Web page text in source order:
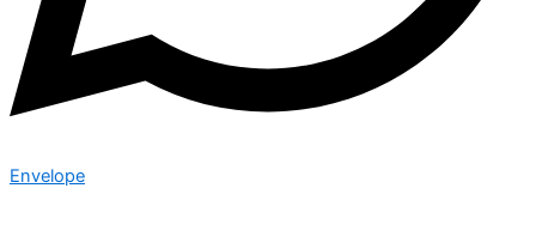
Envelope